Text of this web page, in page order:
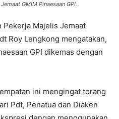
GMIM Pinaesaan GPI.
Pekerja Majelis Jemaat
Roy Lengkong mengatakan,
GPI dikemas dengan
ini mengingat torang
Pdt, Penatua dan Diaken